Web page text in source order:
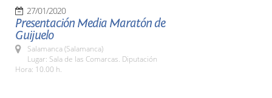
27/01/2020
Presentación Media Maratón de
Guijuelo
Salamanca (Salamanca)
Lugar: Sala de las Comarcas. Diputación
Hora: 10.00 h.